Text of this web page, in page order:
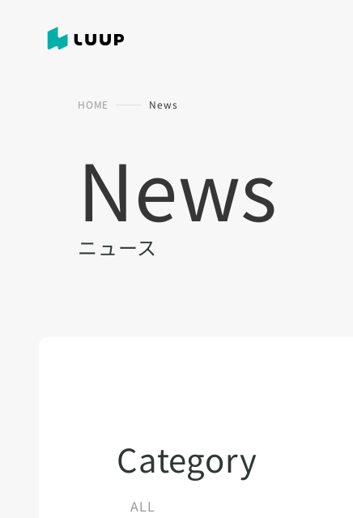
HOME News
News
ニュース
Category
ALL